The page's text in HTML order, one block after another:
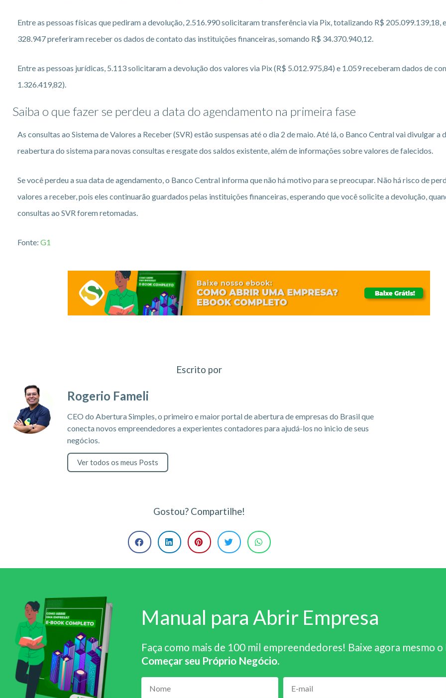
Entre as pessoas físicas que pediram a devolução, 2.516.990 solicitaram transferência via Pix, totalizando R$ 205.099.139,18,
328.947 preferiram receber os dados de contato das instituições financeiras, somando R$ 34.370.940,12.
Entre as pessoas jurídicas, 5.113 solicitaram a devolução dos valores via Pix (R$ 5.012.975,84) e 1.059 receberam dados de
1.326.419,82).
Saiba o que fazer se perdeu a data do agendamento na primeira fase
As consultas ao Sistema de Valores a Receber (SVR) estão suspensas até o dia 2 de maio. Até lá, o Banco Central vai divulgar a
reabertura do sistema para novas consultas e resgate dos saldos existente, além de informações sobre valores de falecidos.
Se você perdeu a sua data de agendamento, o Banco Central informa que não há motivo para se preocupar. Não há risco de
valores a receber, pois eles continuarão guardados pelas instituições financeiras, esperando que você solicite a devolução,
consultas ao SVR forem retomadas.
Fonte: G1
Escrito por
Rogerio Fameli
CEO do Abertura Simples, o primeiro e maior portal de abertura de empresas do Brasil que
conecta novos empreendedores a experientes contadores para ajudá-los no inicio de seus
negócios.
Ver todos os meus Posts
Gostou? Compartilhe!
Manual para Abrir Empresa
Faça como mais de 100 mil empreendedores! Baixe agora mesmo o
Começar seu Próprio Negócio.